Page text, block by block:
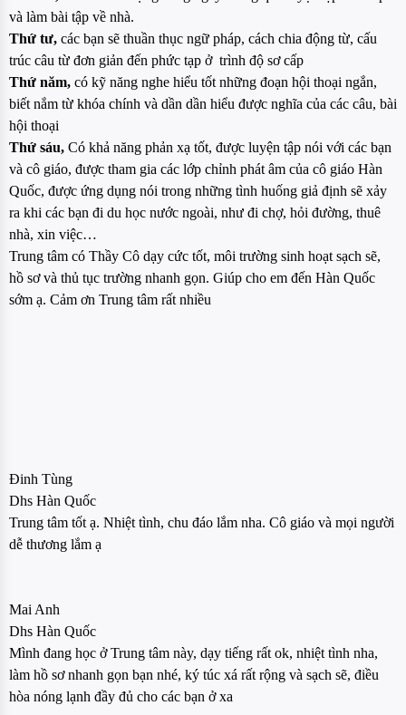
và làm bài tập về nhà.
Thứ tư, các bạn sẽ thuần thục ngữ pháp, cách chia động từ, cấu
trúc câu từ đơn giản đến phức tạp ở trình độ sơ cấp
Thứ năm, có kỹ năng nghe hiểu tốt những đoạn hội thoại ngắn,
biết nắm từ khóa chính và dần dần hiểu được nghĩa của các câu, bài
hội thoại
Thứ sáu, Có khả năng phản xạ tốt, được luyện tập nói với các bạn
và cô giáo, được tham gia các lớp chỉnh phát âm của cô giáo Hàn
Quốc, được ứng dụng nói trong những tình huống giả định sẽ xảy
ra khi các bạn đi du học nước ngoài, như đi chợ, hỏi đường, thuê
nhà, xin việc…
Trung tâm có Thầy Cô dạy cức tốt, môi trường sinh hoạt sạch sẽ,
hồ sơ và thủ tục trường nhanh gọn. Giúp cho em đến Hàn Quốc
sớm ạ. Cảm ơn Trung tâm rất nhiều
Đinh Tùng
Dhs Hàn Quốc
Trung tâm tốt ạ. Nhiệt tình, chu đáo lắm nha. Cô giáo và mọi người
dễ thương lắm ạ
Mai Anh
Dhs Hàn Quốc
Mình đang học ở Trung tâm này, dạy tiếng rất ok, nhiệt tình nha,
làm hồ sơ nhanh gọn bạn nhé, ký túc xá rất rộng và sạch sẽ, điều
hòa nóng lạnh đầy đủ cho các bạn ở xa